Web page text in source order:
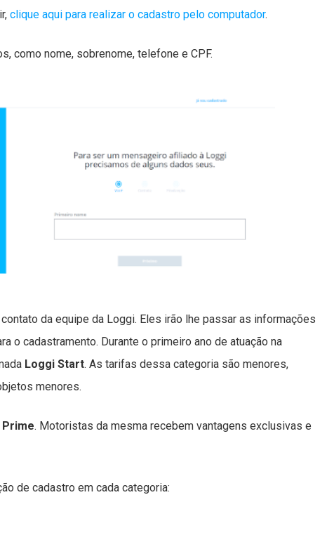
clique aqui para realizar o cadastro pelo computador.
como nome, sobrenome, telefone e CPF.
da equipe da Loggi. Eles irão lhe passar as informações
o cadastramento. Durante o primeiro ano de atuação na
Loggi Start. As tarifas dessa categoria são menores,
menores.
. Motoristas da mesma recebem vantagens exclusivas e
de cadastro em cada categoria: